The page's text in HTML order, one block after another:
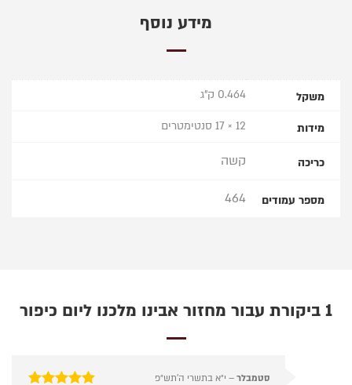
מידע נוסף
משקל 0.464 ק"ג
מידות 12 × 17 סנטימטרים
כריכה קשה
מספר עמודים 464
1 ביקורת עבור מחזור אבינו מלכנו ליום כיפור
סטמבלר– י״א בתשרי ה׳תש״פ